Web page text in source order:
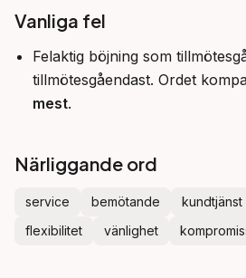
Vanliga fel
Felaktig böjning som
tillmötesgåendast. Ordet
mest.
Närliggande ord
service bemötande kundtjänst
flexibilitet
vänlighet